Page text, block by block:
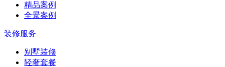
精品案例
全景案例
装修服务
别墅装修
轻奢套餐